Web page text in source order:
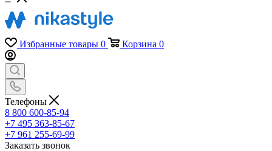
Избранные товары 0 Корзина 0
Телефоны
8 800 600-85-94
+7 495 363-85-67
+7 961 255-69-99
Заказать звонок